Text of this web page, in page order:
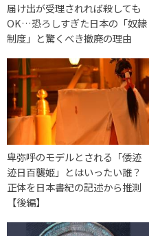
届け出が受理されれば殺しても
OK…恐ろしすぎた日本の「奴隷
制度」と驚くべき撤廃の理由
卑弥呼のモデルとされる「倭迹
迹日百襲姫」とはいったい誰？
正体を日本書紀の記述から推測
【後編】